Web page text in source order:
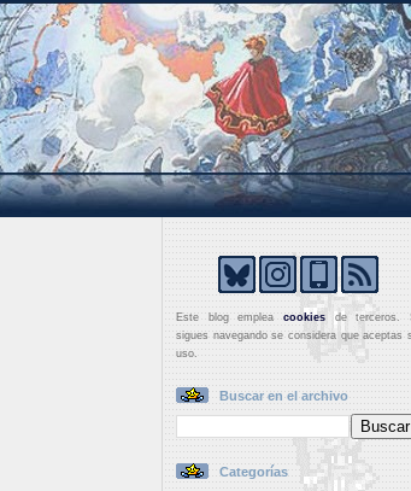
Este blog empleacookies de terceros.
sigues navegando se considera que aceptas
uso.
Buscar en el archivo
Categorías